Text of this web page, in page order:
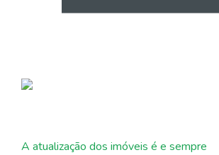
A atualização dos imóveis é e sempre